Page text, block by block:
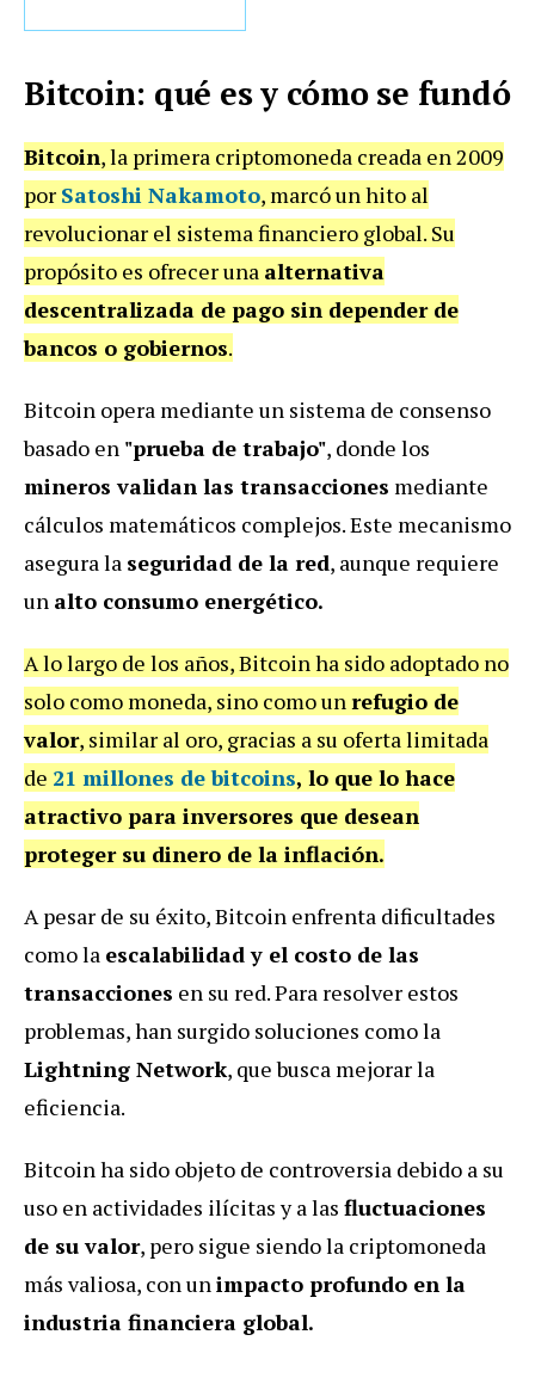
Bitcoin: qué es y cómo se fundó
Bitcoin, la primera criptomoneda creada en 2009
por Satoshi Nakamoto, marcó un hito al
revolucionar el sistema financiero global. Su
propósito es ofrecer una alternativa
descentralizada de pago sin depender de
bancos o gobiernos.
Bitcoin opera mediante un sistema de consenso
basado en "prueba de trabajo", donde los
mineros validan las transacciones mediante
cálculos matemáticos complejos. Este mecanismo
asegura la seguridad de la red, aunque requiere
un alto consumo energético.
A lo largo de los años, Bitcoin ha sido adoptado no
solo como moneda, sino como unrefugio de
valor, similar al oro, gracias a su oferta limitada
de 21 millones de bitcoins, lo que lo hace
atractivo para inversores que desean
proteger su dinero de la inflación.
A pesar de su éxito, Bitcoin enfrenta dificultades
como la escalabilidad y el costo de las
transacciones en su red. Para resolver estos
problemas, han surgido soluciones como la
Lightning Network, que busca mejorar la
eficiencia.
Bitcoin ha sido objeto de controversia debido a su
uso en actividades ilícitas y a las fluctuaciones
de su valor, pero sigue siendo la criptomoneda
más valiosa, con unimpacto profundo en la
industria financiera global.